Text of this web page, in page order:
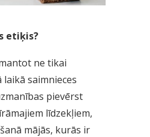
etiķis?
ne tikai
laikā saimnieces
pievērst
līdzekļiem,
mājās, kurās ir